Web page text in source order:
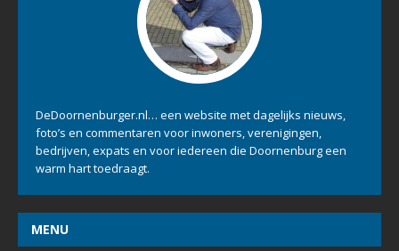
DeDoornenburger.nl… een website met dagelijks nieuws,
foto’s en commentaren voor inwoners, verenigingen,
bedrijven, expats en voor iedereen die Doornenburg een
warm hart toedraagt.
MENU